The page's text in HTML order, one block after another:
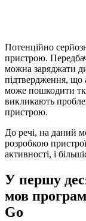
Потенційно
пристрою.
можна заряджати
підтвердження, що
може пошкодити
викликають
пристрою.
До речі, на даний
розробкою
активності, і
У першу
мов
Go